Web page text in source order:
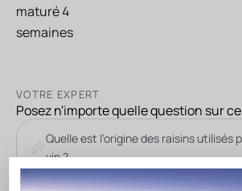
maturé 4
semaines
VOTRE EXPERT
Posez n'importe quelle question sur
Quelle est l'origine des raisins utilisés
vin ?